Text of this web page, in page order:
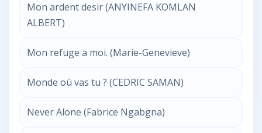
Mon ardent desir (ANYINEFA KOMLAN
ALBERT)
Mon refuge a moi. (Marie-Genevieve)
Monde où vas tu ? (CEDRIC SAMAN)
Never Alone (Fabrice Ngabgna)